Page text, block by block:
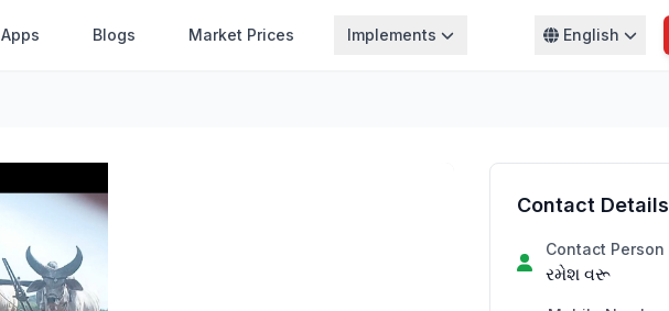
Apps Blogs Market Prices Implements English
Contact Details
Contact Person
રમેશ વરૂ